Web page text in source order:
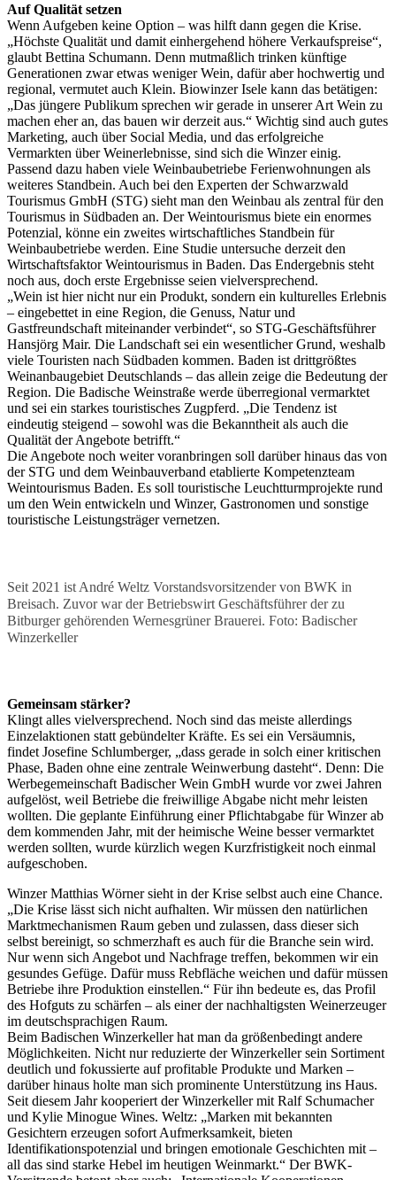
Auf Qualität setzen
Wenn Aufgeben keine Option – was hilft dann gegen die Krise.
„Höchste Qualität und damit einhergehend höhere Verkaufspreise“,
glaubt Bettina Schumann. Denn mutmaßlich trinken künftige
Generationen zwar etwas weniger Wein, dafür aber hochwertig und
regional, vermutet auch Klein. Biowinzer Isele kann das betätigen:
„Das jüngere Publikum sprechen wir gerade in unserer Art Wein zu
machen eher an, das bauen wir derzeit aus.“ Wichtig sind auch gutes
Marketing, auch über Social Media, und das erfolgreiche
Vermarkten über Weinerlebnisse, sind sich die Winzer einig.
Passend dazu haben viele Weinbaubetriebe Ferienwohnungen als
weiteres Standbein. Auch bei den Experten der Schwarzwald
Tourismus GmbH (STG) sieht man den Weinbau als zentral für den
Tourismus in Südbaden an. Der Weintourismus biete ein enormes
Potenzial, könne ein zweites wirtschaftliches Standbein für
Weinbaubetriebe werden. Eine Studie untersuche derzeit den
Wirtschaftsfaktor Weintourismus in Baden. Das Endergebnis steht
noch aus, doch erste Ergebnisse seien vielversprechend.
„Wein ist hier nicht nur ein Produkt, sondern ein kulturelles Erlebnis
– eingebettet in eine Region, die Genuss, Natur und
Gastfreundschaft miteinander verbindet“, so STG-Geschäftsführer
Hansjörg Mair. Die Landschaft sei ein wesentlicher Grund, weshalb
viele Touristen nach Südbaden kommen. Baden ist drittgrößtes
Weinanbaugebiet Deutschlands – das allein zeige die Bedeutung der
Region. Die Badische Weinstraße werde überregional vermarktet
und sei ein starkes touristisches Zugpferd. „Die Tendenz ist
eindeutig steigend – sowohl was die Bekanntheit als auch die
Qualität der Angebote betrifft.“
Die Angebote noch weiter voranbringen soll darüber hinaus das von
der STG und dem Weinbauverband etablierte Kompetenzteam
Weintourismus Baden. Es soll touristische Leuchtturmprojekte rund
um den Wein entwickeln und Winzer, Gastronomen und sonstige
touristische Leistungsträger vernetzen.
Seit 2021 ist André Weltz Vorstandsvorsitzender von BWK in
Breisach. Zuvor war der Betriebswirt Geschäftsführer der zu
Bitburger gehörenden Wernesgrüner Brauerei. Foto: Badischer
Winzerkeller
Gemeinsam stärker?
Klingt alles vielversprechend. Noch sind das meiste allerdings
Einzelaktionen statt gebündelter Kräfte. Es sei ein Versäumnis,
findet Josefine Schlumberger, „dass gerade in solch einer kritischen
Phase, Baden ohne eine zentrale Weinwerbung dasteht“. Denn: Die
Werbegemeinschaft Badischer Wein GmbH wurde vor zwei Jahren
aufgelöst, weil Betriebe die freiwillige Abgabe nicht mehr leisten
wollten. Die geplante Einführung einer Pflichtabgabe für Winzer ab
dem kommenden Jahr, mit der heimische Weine besser vermarktet
werden sollten, wurde kürzlich wegen Kurzfristigkeit noch einmal
aufgeschoben.
Winzer Matthias Wörner sieht in der Krise selbst auch eine Chance.
„Die Krise lässt sich nicht aufhalten. Wir müssen den natürlichen
Marktmechanismen Raum geben und zulassen, dass dieser sich
selbst bereinigt, so schmerzhaft es auch für die Branche sein wird.
Nur wenn sich Angebot und Nachfrage treffen, bekommen wir ein
gesundes Gefüge. Dafür muss Rebfläche weichen und dafür müssen
Betriebe ihre Produktion einstellen.“ Für ihn bedeute es, das Profil
des Hofguts zu schärfen – als einer der nachhaltigsten Weinerzeuger
im deutschsprachigen Raum.
Beim Badischen Winzerkeller hat man da größenbedingt andere
Möglichkeiten. Nicht nur reduzierte der Winzerkeller sein Sortiment
deutlich und fokussierte auf profitable Produkte und Marken –
darüber hinaus holte man sich prominente Unterstützung ins Haus.
Seit diesem Jahr kooperiert der Winzerkeller mit Ralf Schumacher
und Kylie Minogue Wines. Weltz: „Marken mit bekannten
Gesichtern erzeugen sofort Aufmerksamkeit, bieten
Identifikationspotenzial und bringen emotionale Geschichten mit –
all das sind starke Hebel im heutigen Weinmarkt.“ Der BWK-